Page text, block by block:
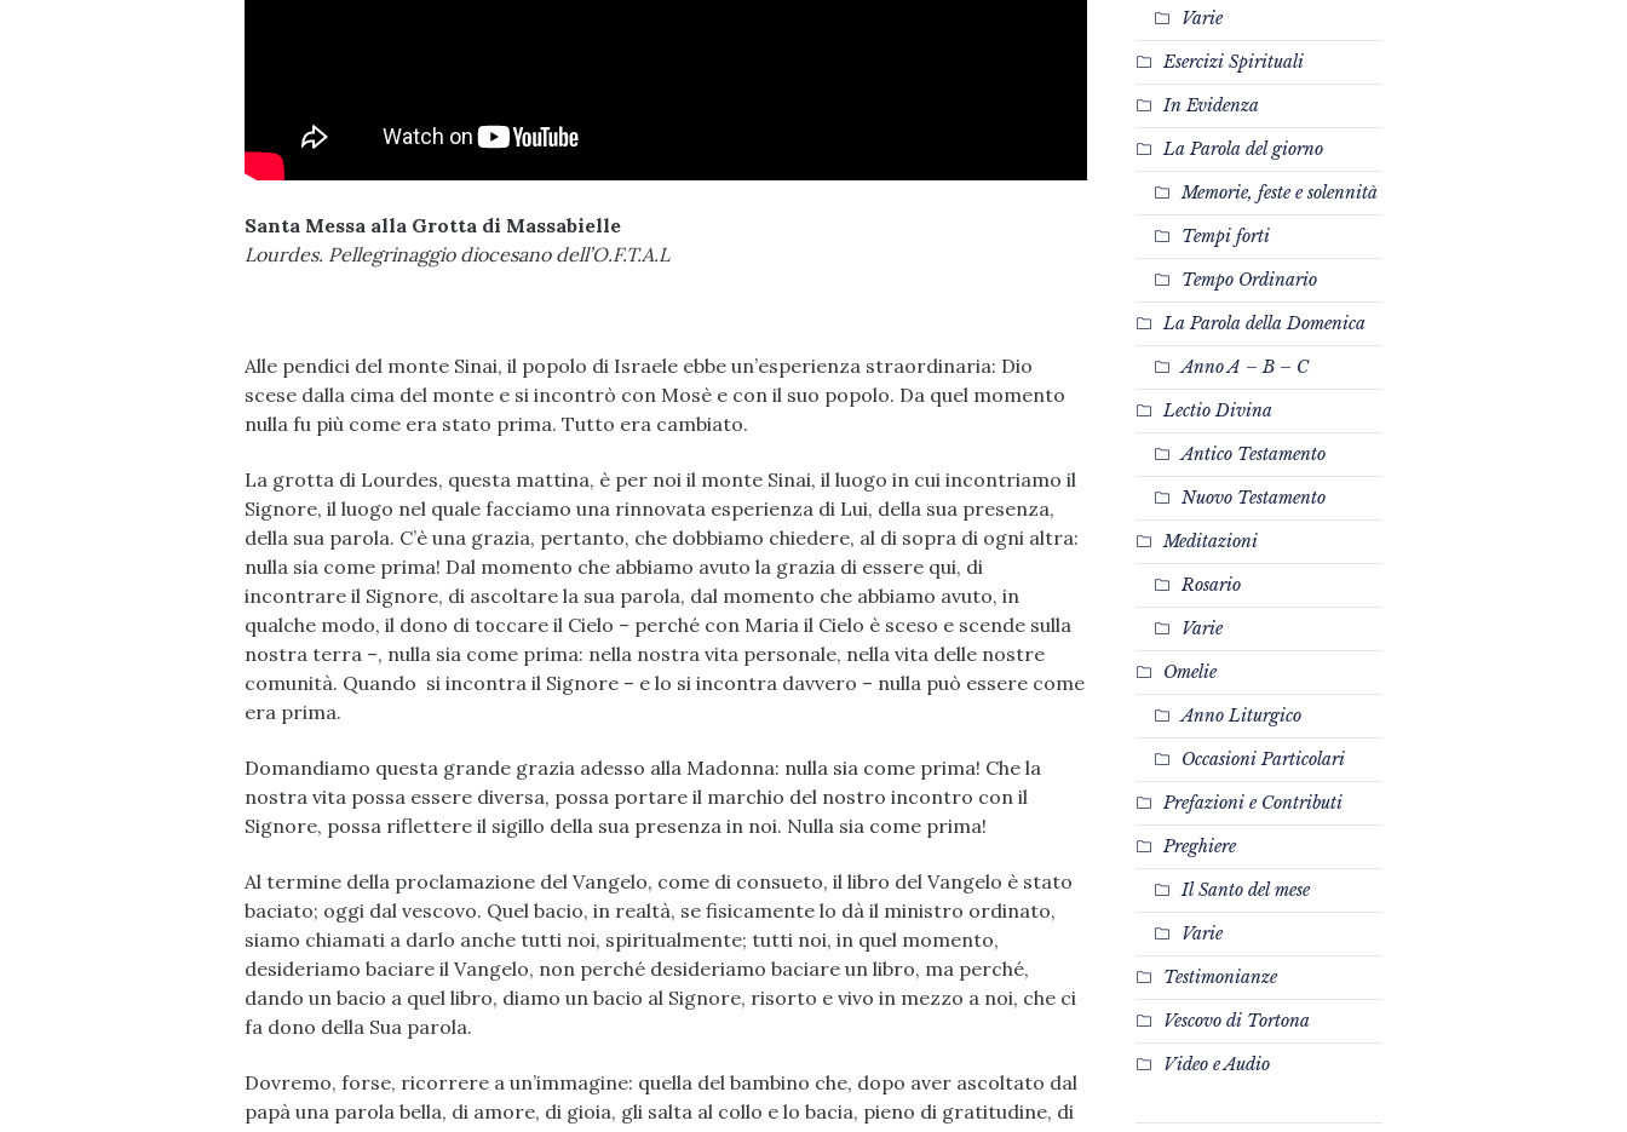
Santa Messa alla Grotta di Massabielle
Lourdes. Pellegrinaggio diocesano dell’O.F.T.A.L
Alle pendici del monte Sinai, il popolo di Israele ebbe un’esperienza straordinaria: Dio
scese dalla cima del monte e si incontrò con Mosè e con il suo popolo. Da quel momento
nulla fu più come era stato prima. Tutto era cambiato.
La grotta di Lourdes, questa mattina, è per noi il monte Sinai, il luogo in cui incontriamo il
Signore, il luogo nel quale facciamo una rinnovata esperienza di Lui, della sua presenza,
della sua parola. C’è una grazia, pertanto, che dobbiamo chiedere, al di sopra di ogni altra:
nulla sia come prima! Dal momento che abbiamo avuto la grazia di essere qui, di
incontrare il Signore, di ascoltare la sua parola, dal momento che abbiamo avuto, in
qualche modo, il dono di toccare il Cielo – perché con Maria il Cielo è sceso e scende sulla
nostra terra –, nulla sia come prima: nella nostra vita personale, nella vita delle nostre
comunità. Quando si incontra il Signore – e lo si incontra davvero – nulla può essere come
era prima.
Domandiamo questa grande grazia adesso alla Madonna: nulla sia come prima! Che la
nostra vita possa essere diversa, possa portare il marchio del nostro incontro con il
Signore, possa riflettere il sigillo della sua presenza in noi. Nulla sia come prima!
Al termine della proclamazione del Vangelo, come di consueto, il libro del Vangelo è stato
baciato; oggi dal vescovo. Quel bacio, in realtà, se fisicamente lo dà il ministro ordinato,
siamo chiamati a darlo anche tutti noi, spiritualmente; tutti noi, in quel momento,
desideriamo baciare il Vangelo, non perché desideriamo baciare un libro, ma perché,
dando un bacio a quel libro, diamo un bacio al Signore, risorto e vivo in mezzo a noi, che ci
fa dono della Sua parola.
Dovremo, forse, ricorrere a un’immagine: quella del bambino che, dopo aver ascoltato dal
papà una parola bella, di amore, di gioia, gli salta al collo e lo bacia, pieno di gratitudine, di
Varie
Esercizi Spirituali
In Evidenza
La Parola del giorno
Memorie, feste e solennità
Tempi forti
Tempo Ordinario
La Parola della Domenica
Anno A – B – C
Lectio Divina
Antico Testamento
Nuovo Testamento
Meditazioni
Rosario
Varie
Omelie
Anno Liturgico
Occasioni Particolari
Prefazioni e Contributi
Preghiere
Il Santo del mese
Varie
Testimonianze
Vescovo di Tortona
Video e Audio